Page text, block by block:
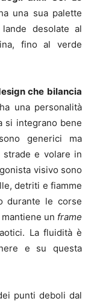
una sua palette
desolate al
fino al verde
che bilancia
una personalità
si integrano bene
generici ma
e volare in
visivo sono
detriti e fiamme
durante le corse
un frame
La fluidità è
e su questa
punti deboli dal